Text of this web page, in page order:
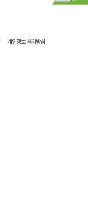
개인정보 처리방침